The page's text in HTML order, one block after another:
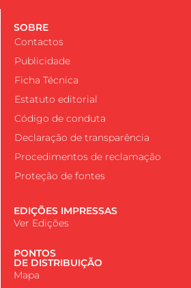
SOBRE
Contactos
Publicidade
Ficha Técnica
Estatuto editorial
Código de conduta
Declaração de transparência
Procedimentos de reclamação
Proteção de fontes
EDIÇÕES IMPRESSAS
Ver Edições
PONTOS
DE DISTRIBUIÇÃO
Mapa